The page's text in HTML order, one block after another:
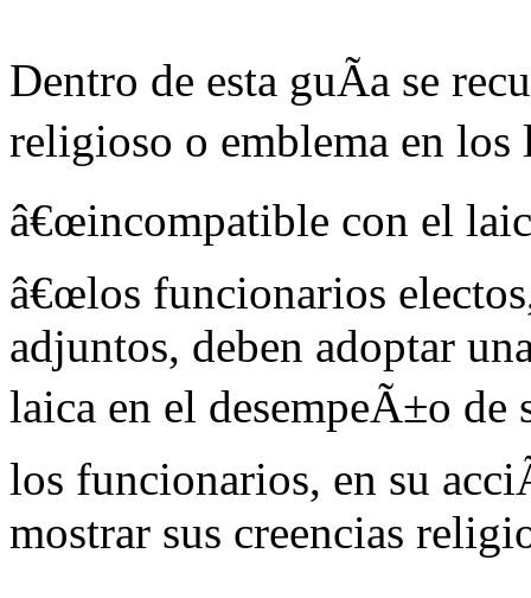
Dentro de esta guÃ­a se
religioso o emblema en los
â€œincompatible con el
â€œlos funcionarios
adjuntos, deben adoptar
laica en el desempeÃ±o de
los funcionarios, en su
mostrar sus creencias